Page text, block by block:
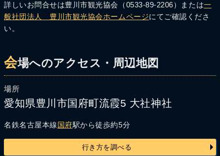
詳しいお問合せは豊川市観光協会（0533-89-2206）または一
般社団法人 豊川市観光協会ホームページにてご確認くださ
い。
会場へのアクセス・周辺地図
場所
愛知県豊川市国府町流霞5 大社神社
名鉄名古屋本線国府駅から徒歩約5分
行き方を調べる